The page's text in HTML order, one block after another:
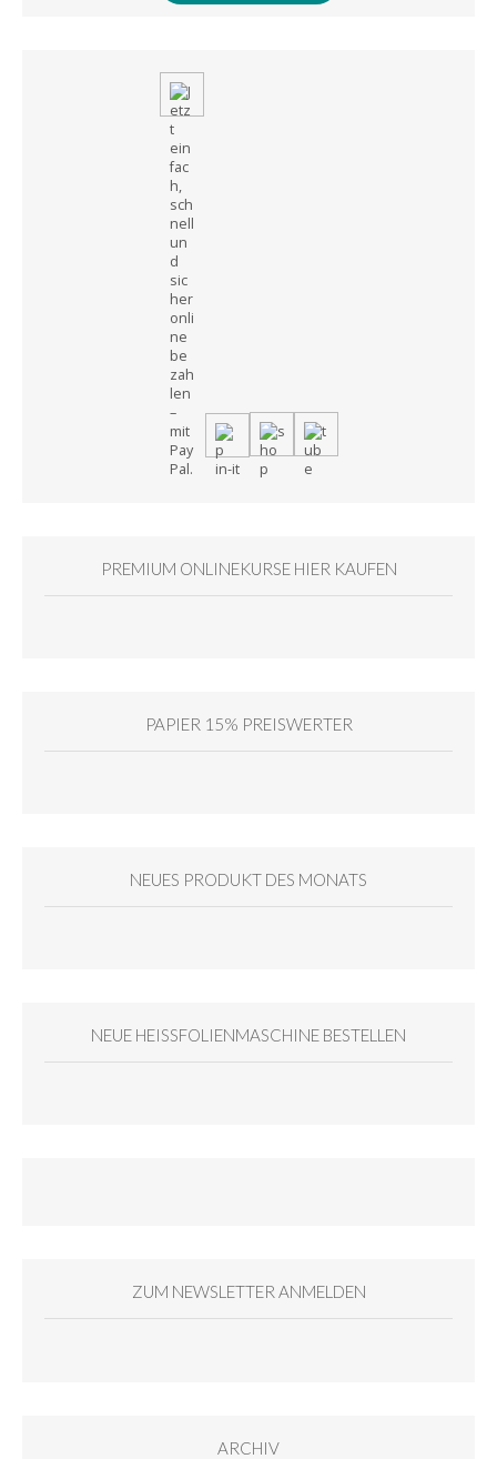
PREMIUM ONLINEKURSE HIER KAUFEN
PAPIER 15% PREISWERTER
NEUES PRODUKT DES MONATS
NEUE HEISSFOLIENMASCHINE BESTELLEN
ZUM NEWSLETTER ANMELDEN
ARCHIV